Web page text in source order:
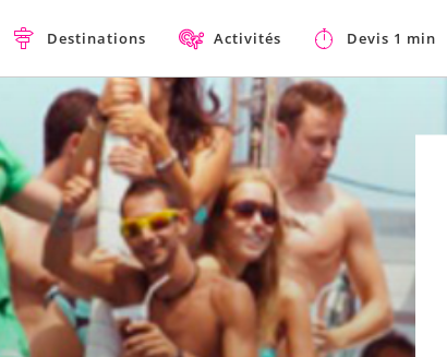
Destinations Activités Devis 1 min